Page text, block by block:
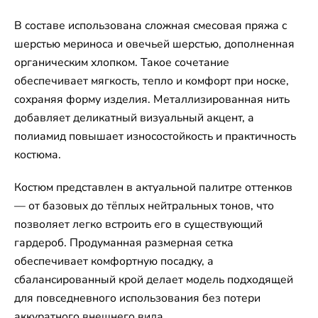
В составе использована сложная смесовая пряжа с
шерстью мериноса и овечьей шерстью, дополненная
органическим хлопком. Такое сочетание
обеспечивает мягкость, тепло и комфорт при носке,
сохраняя форму изделия. Металлизированная нить
добавляет деликатный визуальный акцент, а
полиамид повышает износостойкость и практичность
костюма.
Костюм представлен в актуальной палитре оттенков
— от базовых до тёплых нейтральных тонов, что
позволяет легко встроить его в существующий
гардероб. Продуманная размерная сетка
обеспечивает комфортную посадку, а
сбалансированный крой делает модель подходящей
для повседневного использования без потери